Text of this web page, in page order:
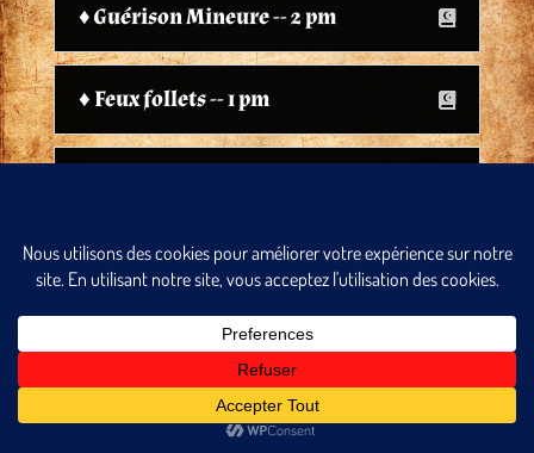
♦ Guérison Mineure -- 2 pm
♦ Feux follets -- 1 pm